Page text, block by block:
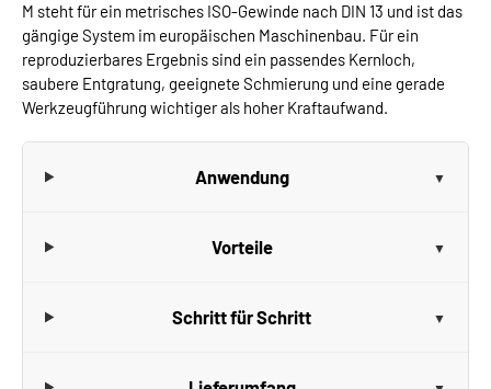
M steht für ein metrisches ISO-Gewinde nach DIN 13 und ist das
gängige System im europäischen Maschinenbau. Für ein
reproduzierbares Ergebnis sind ein passendes Kernloch,
saubere Entgratung, geeignete Schmierung und eine gerade
Werkzeugführung wichtiger als hoher Kraftaufwand.
Anwendung
Vorteile
Schritt für Schritt